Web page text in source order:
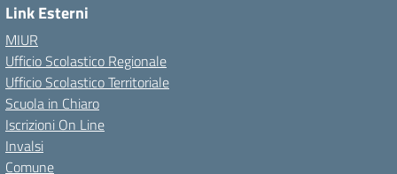
Link Esterni
MIUR
Ufficio Scolastico Regionale
Ufficio Scolastico Territoriale
Scuola in Chiaro
Iscrizioni On Line
Invalsi
Comune